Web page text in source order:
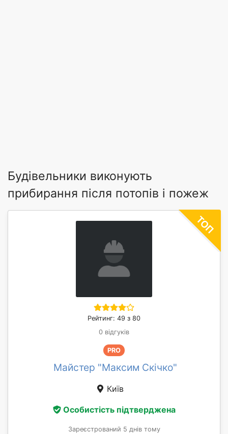
Будівельники виконують
прибирання після потопів і пожеж
Рейтинг: 49 з 80
0 відгуків
PRO
Майстер "Максим Скічко"
Київ
Особистість підтверджена
Зареєстрований 5 днів тому